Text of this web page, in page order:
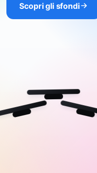
Scopri gli sfondi